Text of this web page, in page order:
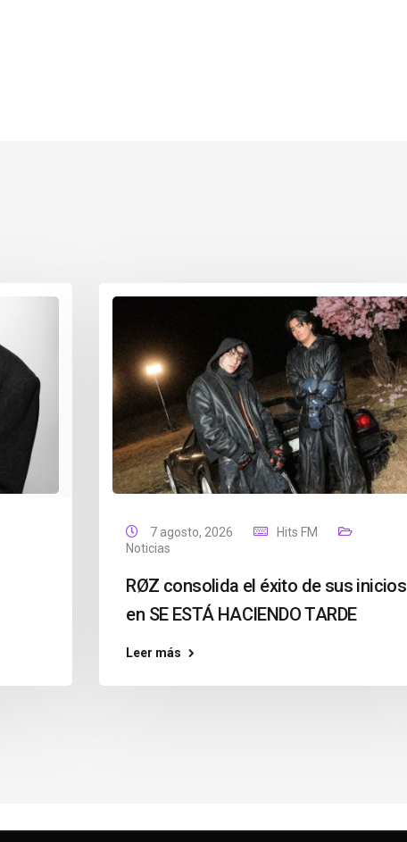
7 agosto, 2026
Hits FM
Noticias
RØZ consolida el éxito de sus inicios
en SE ESTÁ HACIENDO TARDE
Leer más